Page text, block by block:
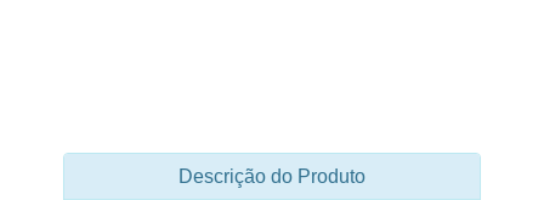
Descrição do Produto